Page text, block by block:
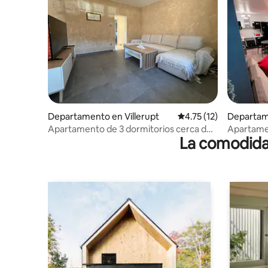
Departamento en Villerupt Calificación
4.75 (12)
Apartamento de 3 dormitorios cerca de
lzette
La